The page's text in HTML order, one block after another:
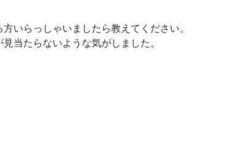
いらっしゃいましたら教えてください。
当たらないような気がしました。